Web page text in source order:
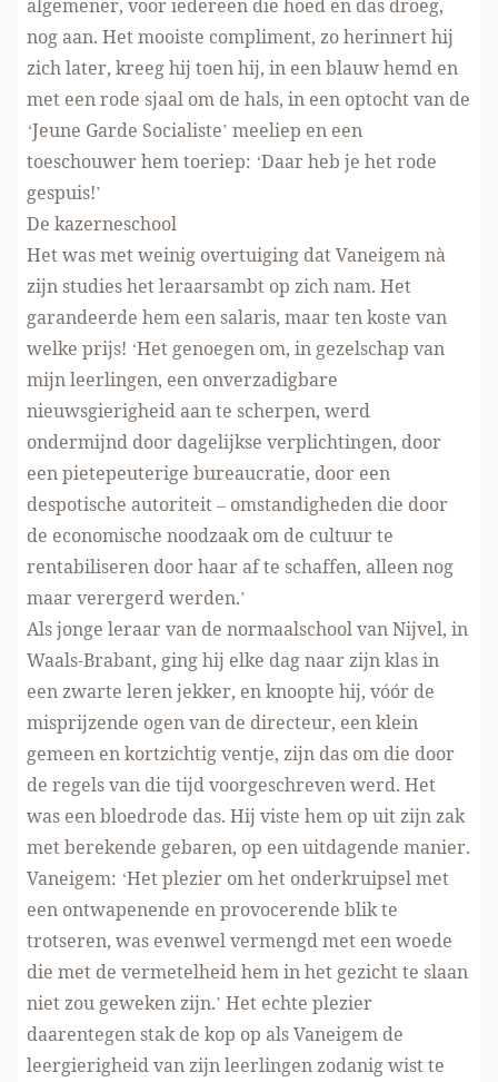
algemener, voor iedereen die hoed en das droeg,
nog aan. Het mooiste compliment, zo herinnert hij
zich later, kreeg hij toen hij, in een blauw hemd en
met een rode sjaal om de hals, in een optocht van de
‘Jeune Garde Socialiste’ meeliep en een
toeschouwer hem toeriep: ‘Daar heb je het rode
gespuis!’
De kazerneschool
Het was met weinig overtuiging dat Vaneigem nà
zijn studies het leraarsambt op zich nam. Het
garandeerde hem een salaris, maar ten koste van
welke prijs! ‘Het genoegen om, in gezelschap van
mijn leerlingen, een onverzadigbare
nieuwsgierigheid aan te scherpen, werd
ondermijnd door dagelijkse verplichtingen, door
een pietepeuterige bureaucratie, door een
despotische autoriteit – omstandigheden die door
de economische noodzaak om de cultuur te
rentabiliseren door haar af te schaffen, alleen nog
maar verergerd werden.’
Als jonge leraar van de normaalschool van Nijvel, in
Waals-Brabant, ging hij elke dag naar zijn klas in
een zwarte leren jekker, en knoopte hij, vóór de
misprijzende ogen van de directeur, een klein
gemeen en kortzichtig ventje, zijn das om die door
de regels van die tijd voorgeschreven werd. Het
was een bloedrode das. Hij viste hem op uit zijn zak
met berekende gebaren, op een uitdagende manier.
Vaneigem: ‘Het plezier om het onderkruipsel met
een ontwapenende en provocerende blik te
trotseren, was evenwel vermengd met een woede
die met de vermetelheid hem in het gezicht te slaan
niet zou geweken zijn.’ Het echte plezier
daarentegen stak de kop op als Vaneigem de
leergierigheid van zijn leerlingen zodanig wist te